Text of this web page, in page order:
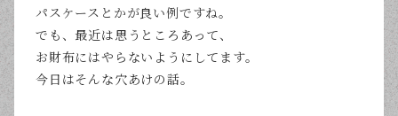
パスケースとかが良い例ですね。
でも、最近は思うところあって、
お財布にはやらないようにしてます。
今日はそんな穴あけの話。